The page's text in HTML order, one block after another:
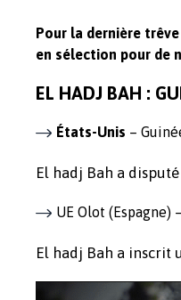
Pour la dernière
en sélection pour de
EL HADJ BAH :
États-Unis –
El hadj Bah a
UE Olot (Espagne) –
El hadj Bah a inscrit